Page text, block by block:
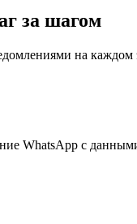
за шагом
на каждом
WhatsApp с